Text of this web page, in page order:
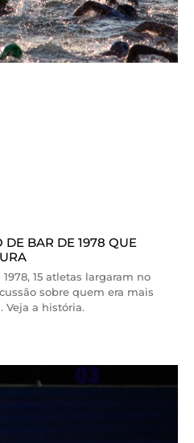
DE BAR DE 1978 QUE
15 atletas largaram no
sobre quem era mais
Veja a história.